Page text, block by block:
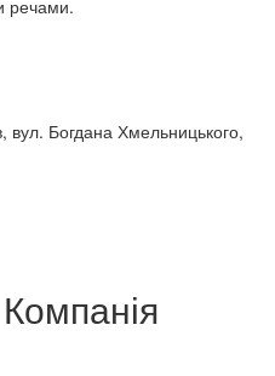
речами.
вул. Богдана Хмельницького,